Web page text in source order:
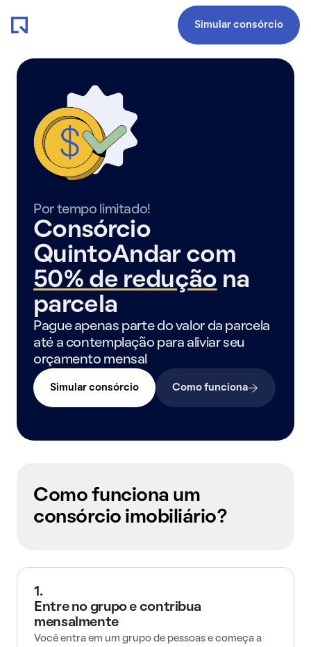
Simular consórcio
Por tempo limitado!
Consórcio
QuintoAndar com
50% de redução na
parcela
Pague apenas parte do valor da parcela
até a contemplação para aliviar seu
orçamento mensal
Simular consórcio Como funciona
Como funciona um
consórcio imobiliário?
1.
Entre no grupo e contribua
mensalmente
Você entra em um grupo de pessoas e começa a